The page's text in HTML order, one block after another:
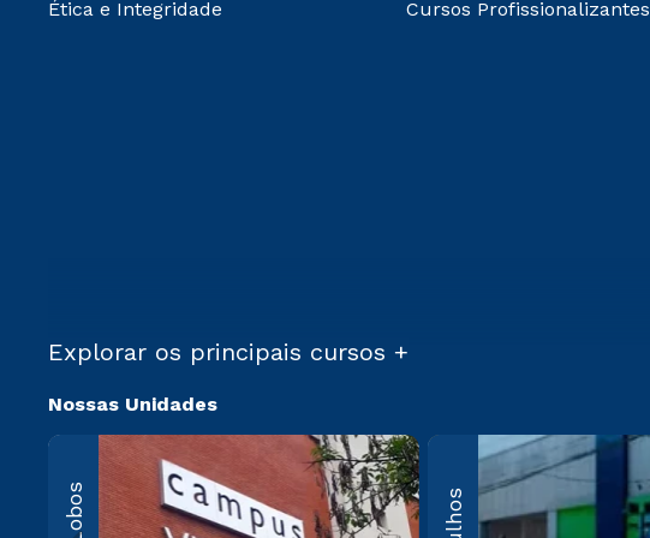
Ética e Integridade
Cursos Profissionalizantes
Explorar os principais cursos +
Nossas Unidades
Villa-Lobos
Av. Imperatriz
Leopoldina, 550 Vila